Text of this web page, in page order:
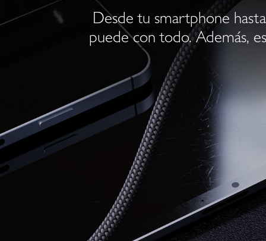
Desde tu smartphone
puede con todo. Además,